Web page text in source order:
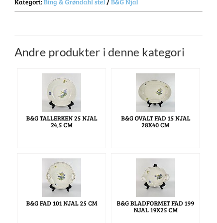
Andre produkter i denne kategori
B&G TALLERKEN 25 NJAL
24,5 CM
B&G OVALT FAD 15 NJAL
28X40 CM
B&G FAD 101 NJAL 25 CM B&G BLADFORMET FAD 199
NJAL 19X25 CM